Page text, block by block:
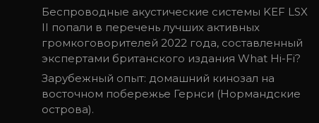
Беспроводные акустические системы KEF LSX
II попали в перечень лучших активных
громкоговорителей 2022 года, составленный
экспертами британского издания What Hi-Fi?
Зарубежный опыт: домашний кинозал на
восточном побережье Гернси (Нормандские
острова).